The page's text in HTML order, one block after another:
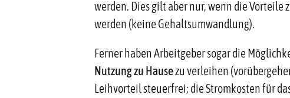
werden. Dies gilt aber nur, wenn die
werden (keine Gehaltsumwandlung).
Ferner haben Arbeitgeber sogar die
Nutzung zu Hausezu verleihen
Leihvorteil steuerfrei; die Stromkosten für